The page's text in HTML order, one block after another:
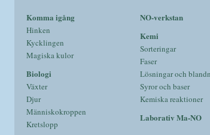
Komma igång
Hinken
Kycklingen
Magiska kulor
Biologi
Växter
Djur
Människokroppen
Kretslopp
NO-verkstan
Kemi
Sorteringar
Faser
Lösningar och
Syror och baser
Kemiska reaktioner
Laborativ Ma-NO